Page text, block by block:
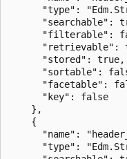
"type":
"searchable":
"filterable":
"retrievable":
      "stored": true,
"sortable":
"facetable":
      "key": false
    },
    {
"name":
"type":